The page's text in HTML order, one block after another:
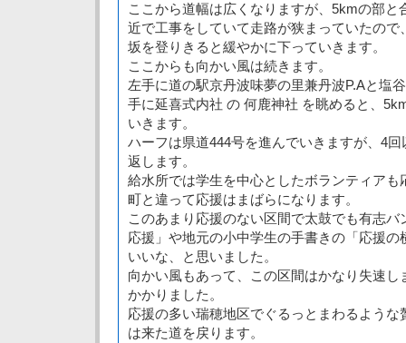
ここから道幅は広くなりますが、5kmの部と
近で工事をしていて走路が狭まっていたので
坂を登りきると緩やかに下っていきます。
ここからも向かい風は続きます。
左手に道の駅京丹波味夢の里兼丹波P.Aと塩
手に延喜式内社 の 何鹿神社 を眺めると、
いきます。
ハーフは県道444号を進んでいきますが、4
返します。
給水所では学生を中心としたボランティアも
町と違って応援はまばらになります。
このあまり応援のない区間で太鼓でも有志
応援」や地元の小中学生の手書きの「応援
いいな、と思いました。
向かい風もあって、この区間はかなり失速し
かかりました。
応援の多い瑞穂地区でぐるっとまわるよう
は来た道を戻ります。